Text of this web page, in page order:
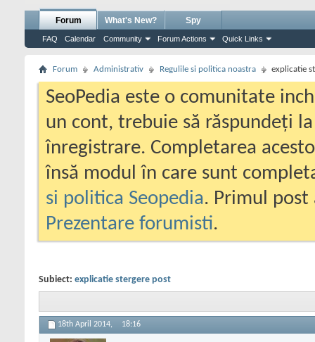
Forum
FAQ Calendar Community Forum Actions Quick Links
What's New? Spy
Forum Administrativ Regulile si politica noastra explicatie
SeoPedia este o comunitate
un cont, trebuie să răspundeți
înregistrare. Completarea
însă modul în care sunt
si politica Seopedia. Primul
Prezentare forumisti.
Subiect: explicatie stergere post
18th April 2014, 18:16